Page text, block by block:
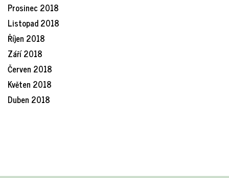
Prosinec 2018
Listopad 2018
Říjen 2018
Září 2018
Červen 2018
Květen 2018
Duben 2018